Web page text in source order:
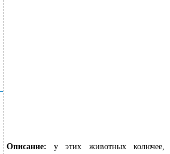
Описание:у этих животных колючее,